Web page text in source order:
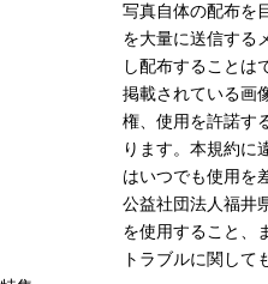
写真自体の配布を
を大量に送信する
し配布することは
掲載されている画
権、使用を許諾す
ります。本規約に
はいつでも使用を
公益社団法人福井
を使用すること、
トラブルに関して